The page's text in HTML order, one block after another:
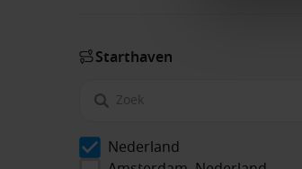
Start­haven
Nederland